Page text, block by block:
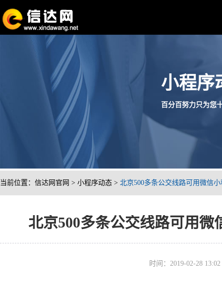
小程序
百分百努力只为您
当前位置： 信达网官网 > 小程序动态 > 北京500多条公交线路可用微信
北京500多条公交线路可用
时间：2019-02-28